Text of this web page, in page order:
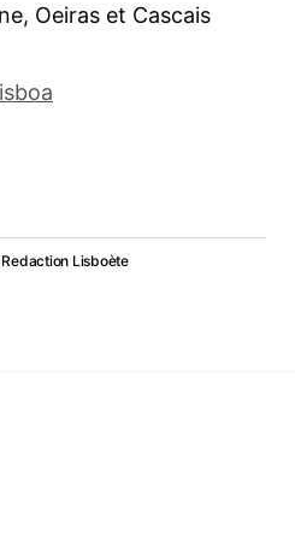
Oeiras et Cascais
Redaction Lisboète